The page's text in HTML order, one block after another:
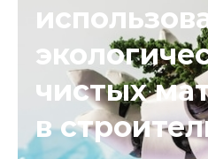
чистых
в